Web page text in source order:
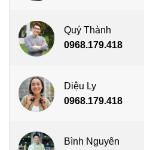
Quý Thành
0968.179.418
Diệu Ly
0968.179.418
Bình Nguyên